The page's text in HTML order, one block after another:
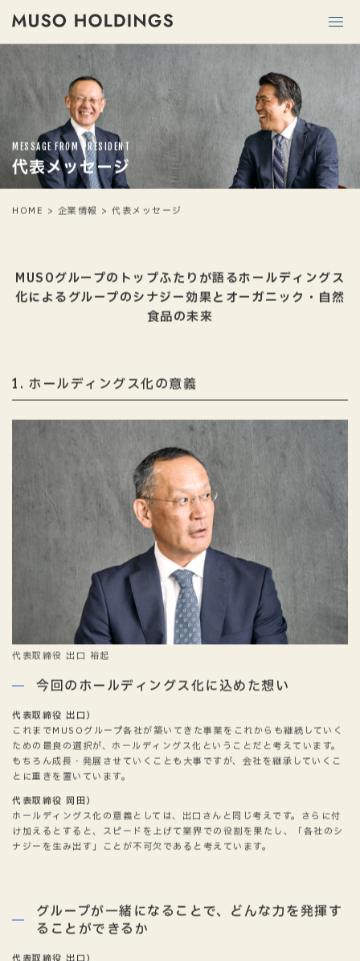
MESSAGE FROM PRESIDENT
代表メッセージ
MUSOグループのトップふたりが語るホールディングス
化による グループのシナジー効果とオーガニック・自然
食品の未来
1 ホールディングス化の意義
今回のホールディングス化に込めた想い
代表取締役 出口）
これまでMUSOグループ各社が築いてきた事業をこれからも継続していく
ための最良の選択が、ホールディングス化ということだと考えています。
もちろん成長・発展させていくことも大事ですが、会社を継承していくこ
代表取締役 岡田）
ホールディングス化の意義としては、出口さんと同じ考えです。さらに付
け加えるとすると、スピードを上げて業界での役割を果たし、「各社のシ
グループが一緒になることで、 どんな力を発揮す
ることができるか